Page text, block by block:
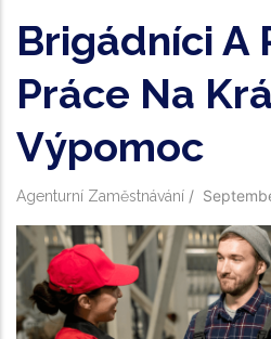
Brigádníci A
Práce Na
Výpomoc
Agenturní Zaměstnávání /